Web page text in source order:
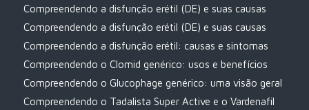
Compreendendo a disfunção erétil (DE) e suas causas
Compreendendo a disfunção erétil (DE) e suas causas
Compreendendo a disfunção erétil: causas e sintomas
Compreendendo o Clomid genérico: usos e benefícios
Compreendendo o Glucophage genérico: uma visão geral
Compreendendo o Tadalista Super Active e o Vardenafil